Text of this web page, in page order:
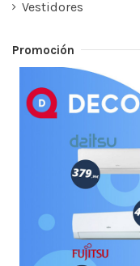
Vestidores
Promoción